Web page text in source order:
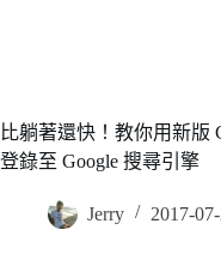
比躺著還快！教你用新版
登錄至 Google 搜尋引擎
Jerry 2017-